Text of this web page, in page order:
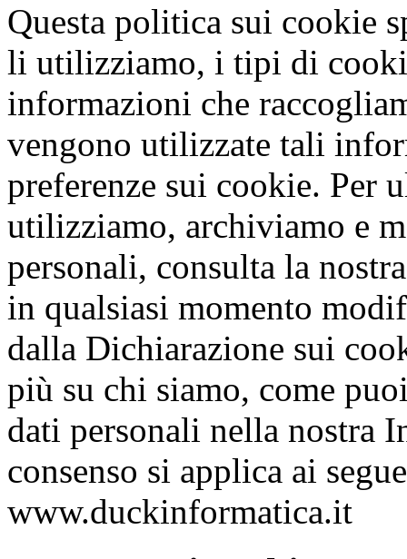
Questa politica sui cookie
li utilizziamo, i tipi di
informazioni che
vengono utilizzate tali
preferenze sui cookie. Per
utilizziamo, archiviamo e
personali, consulta la
in qualsiasi momento
dalla Dichiarazione sui
più su chi siamo, come
dati personali nella nostra
consenso si applica ai
www.duckinformatica.it